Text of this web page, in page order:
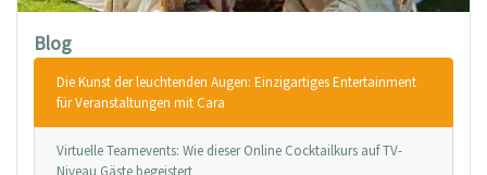
Blog
Die Kunst der leuchtenden Augen: Einzigartiges Entertainment
für Veranstaltungen mit Cara
Virtuelle Teamevents: Wie dieser Online Cocktailkurs auf TV-
Niveau Gäste begeistert